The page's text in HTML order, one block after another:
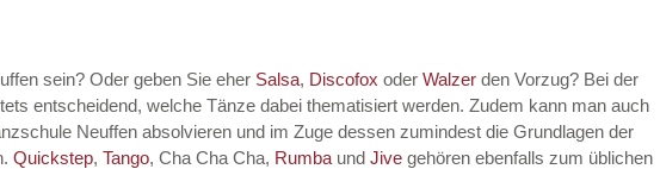
sein? Oder geben Sie eher Salsa, Discofox oder Walzer den Vorzug? Bei der
entscheidend, welche Tänze dabei thematisiert werden. Zudem kann man auch
Neuffen absolvieren und im Zuge dessen zumindest die Grundlagen der
Quickstep, Tango, Cha Cha Cha, Rumba und Jive gehören ebenfalls zum üblichen